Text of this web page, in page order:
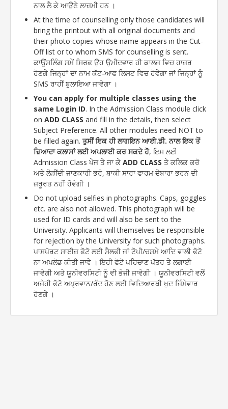
ਨਾਲ ਲੈ ਕੇ ਆਉਣੇ ਲਾਜ਼ਮੀ ਹਨ ।
At the time of counselling only those candidates will
bring the printout with all original documents and
their photo copies whose name appears in the Cut-
Off list or to whom SMS for counselling is sent.
ਕਾਊਂਸਲਿੰਗ ਸਮੇਂ ਸਿਰਫ ਉਹ ਉਮੀਦਵਾਰ ਹੀ ਕਾਲਜ ਵਿਚ ਹਾਜ਼ਰ
ਹੋਣਗੇ ਜਿਨ੍ਹਾਂ ਦਾ ਨਾਮ ਕੱਟ-ਆਫ ਲਿਸਟ ਵਿਚ ਹੋਵੇਗਾ ਜਾਂ ਜਿਨ੍ਹਾਂ ਨੂੰ
SMS ਰਾਹੀਂ ਬੁਲਾਇਆ ਜਾਵੇਗਾ ।
You can apply for multiple classes using the
same Login ID. In the Admission Class module click
on ADD CLASS and fill in the details, then select
Subject Preference. All other modules need NOT to
be filled again. ਤੁਸੀਂ ਇਕ ਹੀ ਲਾਗਇਨ ਆਈ.ਡੀ. ਨਾਲ ਇਕ ਤੋਂ
ਜ਼ਿਆਦਾ ਕਲਾਸਾਂ ਲਈ ਅਪਲਾਈ ਕਰ ਸਕਦੇ ਹੋ, ਇਸ ਲਈ
Admission Class ਪੇਜ ਤੇ ਜਾ ਕੇ ADD CLASS ਤੇ ਕਲਿਕ ਕਰੋ
ਅਤੇ ਲੋੜੀਂਦੀ ਜਾਣਕਾਰੀ ਭਰੋ, ਬਾਕੀ ਸਾਰਾ ਫਾਰਮ ਦੋਬਾਰਾ ਭਰਨ ਦੀ
ਜ਼ਰੂਰਤ ਨਹੀਂ ਹੋਵੇਗੀ ।
Do not upload selfies in photographs. Caps, goggles
etc. are also not allowed. This photograph will be
used for ID cards and will also be sent to the
University. Applicants will themselves be responsible
for rejection by the University for such photographs.
ਪਾਸਪੋਰਟ ਸਾਈਜ਼ ਫੋਟੋ ਲਈ ਸੈਲਫੀ ਜਾਂ ਟੋਪੀ/ਚਸ਼ਮੇ ਆਦਿ ਵਾਲੀ ਫੋਟੋ
ਨਾ ਅਪਲੋਡ ਕੀਤੀ ਜਾਵੇ । ਇਹੀ ਫੋਟੋ ਪਹਿਚਾਣ ਪੱਤਰ ਤੇ ਲਗਾਈ
ਜਾਵੇਗੀ ਅਤੇ ਯੂਨੀਵਰਸਿਟੀ ਨੂੰ ਵੀ ਭੇਜੀ ਜਾਵੇਗੀ । ਯੂਨੀਵਰਸਿਟੀ ਵਲੋਂ
ਅਜੇਹੀ ਫੋਟੋ ਅਪ੍ਰਵਾਨ/ਰੱਦ ਹੋਣ ਲਈ ਵਿਦਿਆਰਥੀ ਖੁਦ ਜਿੰਮੇਵਾਰ
ਹੋਣਗੇ ।